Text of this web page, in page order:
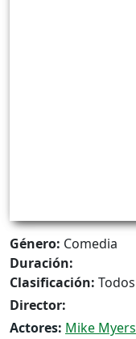
Género: Comedia
Duración:
Clasificación: Todos
Director:
Actores: Mike Myers